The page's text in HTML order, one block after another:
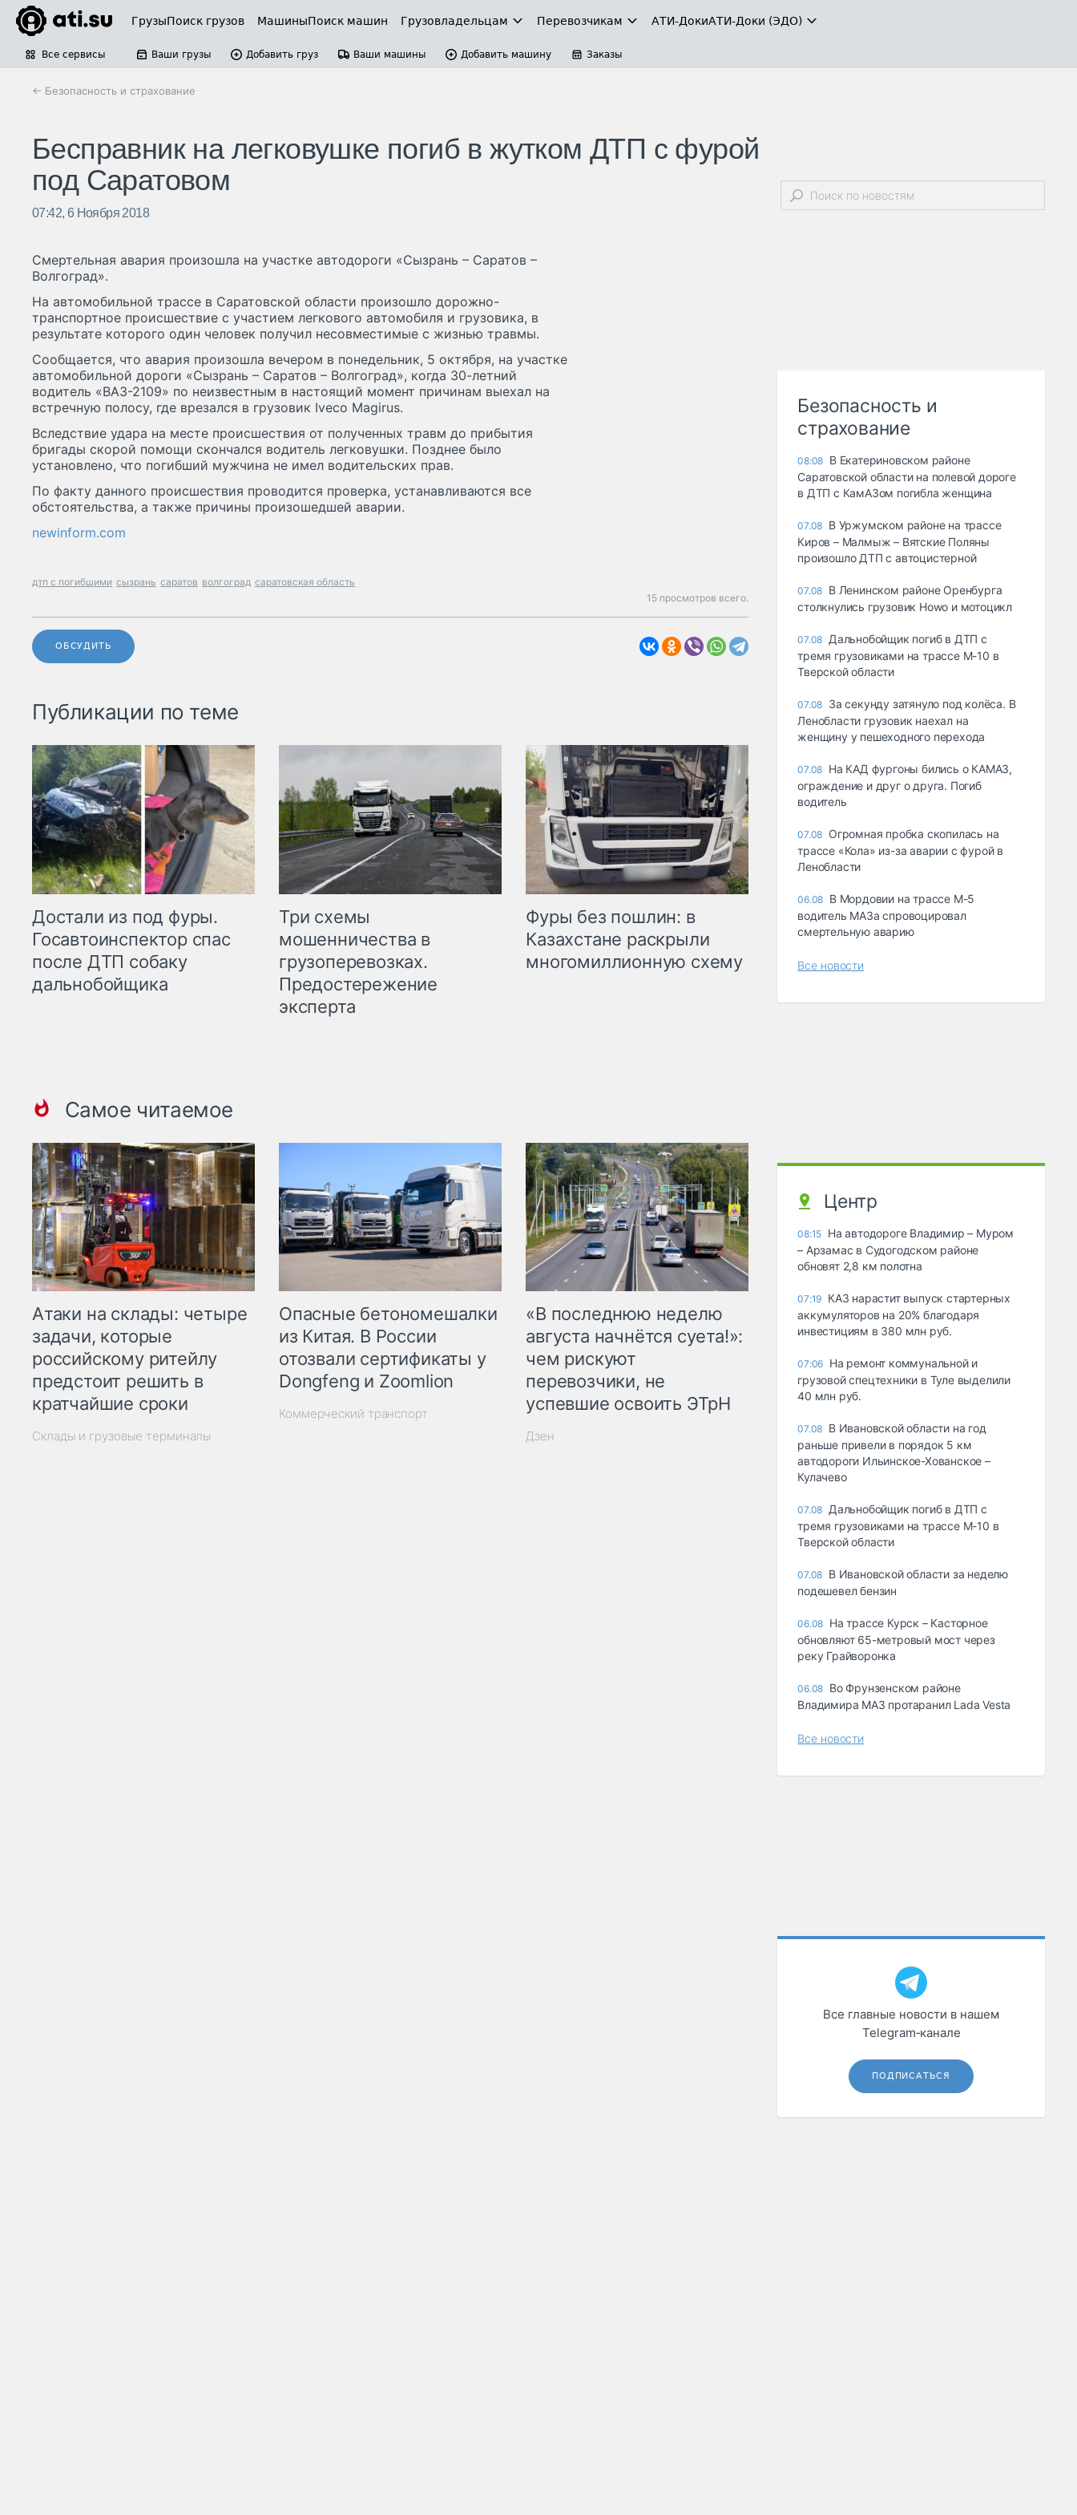
ГрузыПоиск грузов МашиныПоиск машин Грузовладельцам Перевозчикам АТИ-ДокиАТИ-Доки (ЭДО)
Все сервисы Ваши грузы Добавить груз Ваши машины Добавить машину Заказы
← Безопасность и страхование
Бесправник на легковушке погиб в жутком ДТП с фурой
под Саратовом
07:42, 6 Ноября 2018
Смертельная авария произошла на участке автодороги «Сызрань – Саратов –
Волгоград».
На автомобильной трассе в Саратовской области произошло дорожно-
транспортное происшествие с участием легкового автомобиля и грузовика, в
результате которого один человек получил несовместимые с жизнью травмы.
Сообщается, что авария произошла вечером в понедельник, 5 октября, на участке
автомобильной дороги «Сызрань – Саратов – Волгоград», когда 30-летний
водитель «ВАЗ-2109» по неизвестным в настоящий момент причинам выехал на
встречную полосу, где врезался в грузовик Iveco Magirus.
Вследствие удара на месте происшествия от полученных травм до прибытия
бригады скорой помощи скончался водитель легковушки. Позднее было
установлено, что погибший мужчина не имел водительских прав.
По факту данного происшествия проводится проверка, устанавливаются все
обстоятельства, а также причины произошедшей аварии.
newinform.com
дтп с погибшими сызрань саратов волгоград саратовская область
15 просмотров всего.
ОБСУДИТЬ
Публикации по теме
Достали из под фуры.
Госавтоинспектор спас
после ДТП собаку
дальнобойщика
Три схемы
мошенничества в
грузоперевозках.
Предостережение
эксперта
Фуры без пошлин: в
Казахстане раскрыли
многомиллионную схему
Самое читаемое
Атаки на склады: четыре
задачи, которые
российскому ритейлу
предстоит решить в
кратчайшие сроки
Склады и грузовые терминалы
Опасные бетономешалки
из Китая. В России
отозвали сертификаты у
Dongfeng и Zoomlion
Коммерческий транспорт
«В последнюю неделю
августа начнётся суета!»:
чем рискуют
перевозчики, не
успевшие освоить ЭТрН
Дзен
Безопасность и
страхование
08:08 В Екатериновском районе
Саратовской области на полевой дороге
в ДТП с КамАЗом погибла женщина
07.08 В Уржумском районе на трассе
Киров – Малмыж – Вятские Поляны
произошло ДТП с автоцистерной
07.08 В Ленинском районе Оренбурга
столкнулись грузовик Howo и мотоцикл
07.08 Дальнобойщик погиб в ДТП с
тремя грузовиками на трассе М-10 в
Тверской области
07.08 За секунду затянуло под колёса. В
Ленобласти грузовик наехал на
женщину у пешеходного перехода
07.08 На КАД фургоны бились о КАМАЗ,
ограждение и друг о друга. Погиб
водитель
07.08 Огромная пробка скопилась на
трассе «Кола» из-за аварии с фурой в
Ленобласти
06.08 В Мордовии на трассе М-5
водитель МАЗа спровоцировал
смертельную аварию
Все новости
Центр
08:15 На автодороге Владимир – Муром
– Арзамас в Судогодском районе
обновят 2,8 км полотна
07:19 КАЗ нарастит выпуск стартерных
аккумуляторов на 20% благодаря
инвестициям в 380 млн руб.
07:06 На ремонт коммунальной и
грузовой спецтехники в Туле выделили
40 млн руб.
07.08 В Ивановской области на год
раньше привели в порядок 5 км
автодороги Ильинское-Хованское –
Кулачево
07.08 Дальнобойщик погиб в ДТП с
тремя грузовиками на трассе М-10 в
Тверской области
07.08 В Ивановской области за неделю
подешевел бензин
06.08 На трассе Курск – Касторное
обновляют 65-метровый мост через
реку Грайворонка
06.08 Во Фрунзенском районе
Владимира МАЗ протаранил Lada Vesta
Все новости
Все главные новости в нашем
Telegram‑канале
ПОДПИСАТЬСЯ